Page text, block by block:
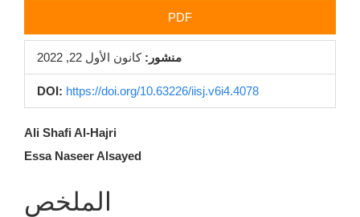
PDF
منشور: كانون الأول 22, 2022
DOI: https://doi.org/10.63226/iisj.v6i4.4078
محتوى
المقالة
الرئيسي
Ali Shafi Al-Hajri
Essa Naseer Alsayed
الملخص